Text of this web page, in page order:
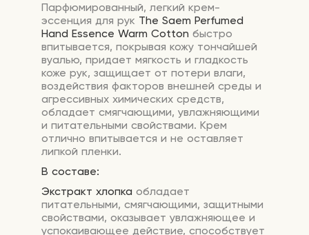
Парфюмированный, легкий крем-
эссенция для рук The Saem Perfumed
Hand Essence Warm Cotton быстро
впитывается, покрывая кожу тончайшей
вуалью, придает мягкость и гладкость
коже рук, защищает от потери влаги,
воздействия факторов внешней среды и
агрессивных химических средств,
обладает смягчающими, увлажняющими
и питательными свойствами. Крем
отлично впитывается и не оставляет
липкой пленки.
В составе:
Экстракт хлопка обладает
питательными, смягчающими, защитными
свойствами, оказывает увлажняющее и
успокаивающее действие, способствует